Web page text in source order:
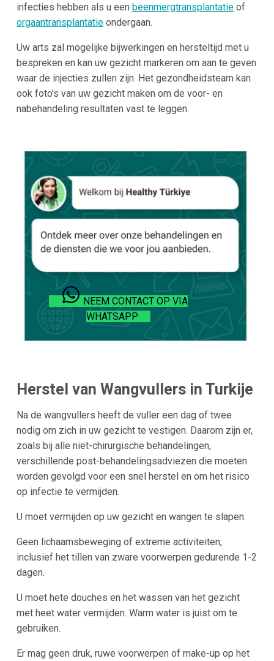
infecties hebben als u een beenmergtransplantatieof
orgaantransplantatieondergaan.
Uw arts zal mogelijke bijwerkingen en hersteltijd met u
bespreken en kan uw gezicht markeren om aan te geven
waar de injecties zullen zijn. Het gezondheidsteam kan
ook foto's van uw gezicht maken om de voor- en
nabehandeling resultaten vast te leggen.
NEEM CONTACT OP VIA
WHATSAPP
Herstel van Wangvullers in Turkije
Na de wangvullers heeft de vuller een dag of twee
nodig om zich in uw gezicht te vestigen. Daarom zijn er,
zoals bij alle niet-chirurgische behandelingen,
verschillende post-behandelingsadviezen die moeten
worden gevolgd voor een snel herstel en om het risico
op infectie te vermijden.
U moet vermijden op uw gezicht en wangen te slapen.
Geen lichaamsbeweging of extreme activiteiten,
inclusief het tillen van zware voorwerpen gedurende 1-2
dagen.
U moet hete douches en het wassen van het gezicht
met heet water vermijden. Warm water is juist om te
gebruiken.
Er mag geen druk, ruwe voorwerpen of make-up op het